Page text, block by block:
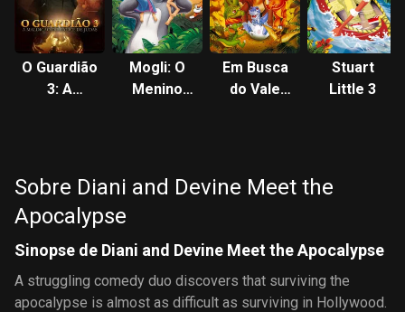
O Guardião
3: A
Mogli: O
Menino
Em Busca
do Vale
Aventura
do Vale
Stuart
Little 3
Sobre Diani and Devine Meet the
Apocalypse
Sinopse de Diani and Devine Meet the Apocalypse
A struggling comedy duo discovers that surviving the
apocalypse is almost as difficult as surviving in Hollywood.